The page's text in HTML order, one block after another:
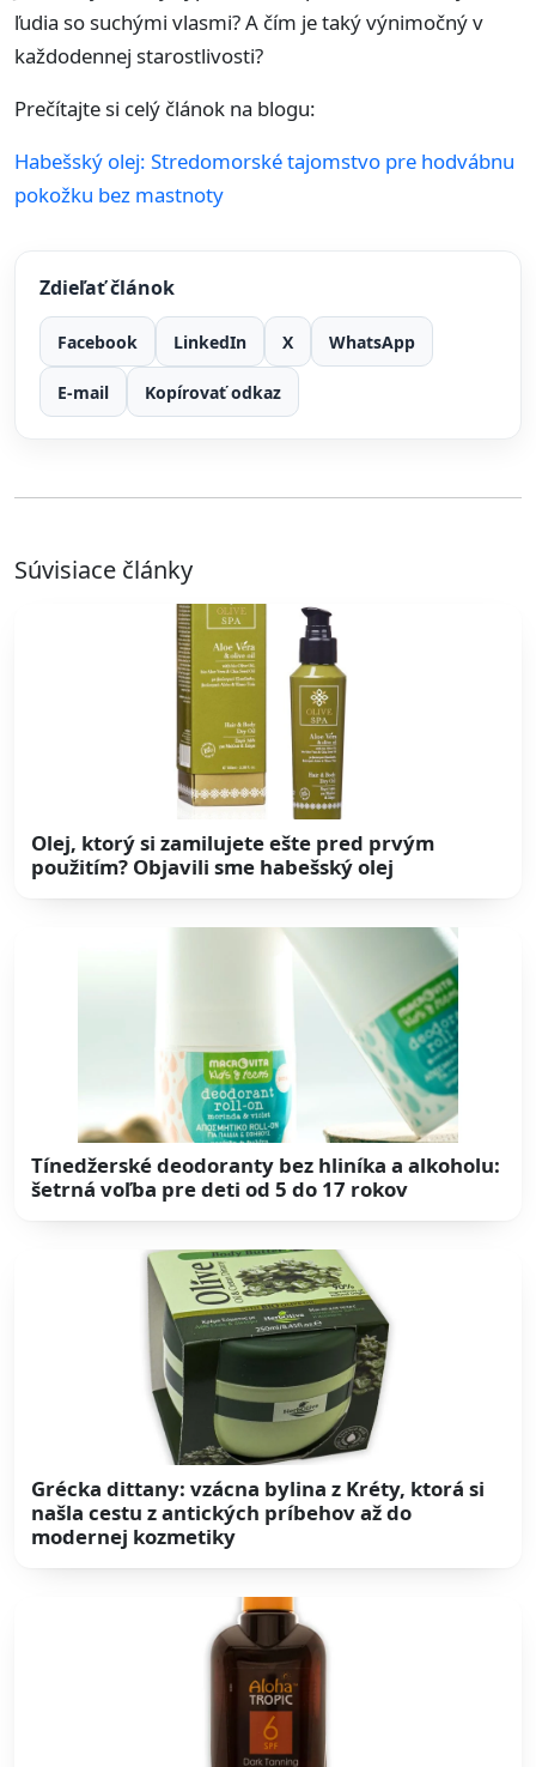
ľudia so suchými vlasmi? A čím je taký výnimočný v
každodennej starostlivosti?
Prečítajte si celý článok na blogu:
Habešský olej: Stredomorské tajomstvo pre hodvábnu
pokožku bez mastnoty
Zdieľať článok
Facebook LinkedIn X WhatsApp
E-mail Kopírovať odkaz
Súvisiace články
Olej, ktorý si zamilujete ešte pred prvým
použitím? Objavili sme habešský olej
Tínedžerské deodoranty bez hliníka a alkoholu:
šetrná voľba pre deti od 5 do 17 rokov
Grécka dittany: vzácna bylina z Kréty, ktorá si
našla cestu z antických príbehov až do
modernej kozmetiky